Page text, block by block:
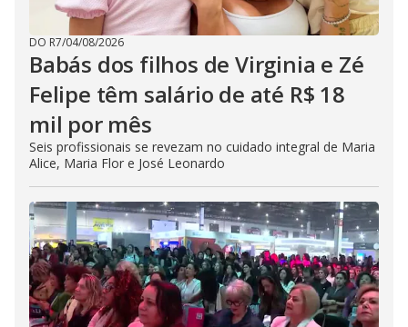
DO R7/04/08/2026
Babás dos filhos de Virginia e Zé
Felipe têm salário de até R$ 18
mil por mês
Seis profissionais se revezam no cuidado integral de Maria
Alice, Maria Flor e José Leonardo